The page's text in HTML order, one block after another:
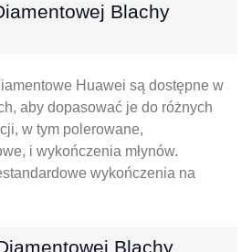
Blachy
Huawei są dostępne w
aby dopasować je do różnych
w tym polerowane,
i wykończenia młynów.
wykończenia na
Blachy